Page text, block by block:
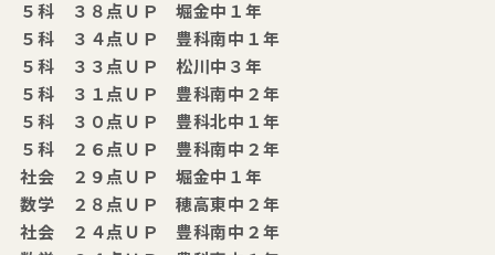
５科 ３８点ＵＰ 堀金中１年
５科 ３４点ＵＰ 豊科南中１年
５科 ３３点ＵＰ 松川中３年
５科 ３１点ＵＰ 豊科南中２年
５科 ３０点ＵＰ 豊科北中１年
５科 ２６点ＵＰ 豊科南中２年
社会 ２９点ＵＰ 堀金中１年
数学 ２８点ＵＰ 穂高東中２年
社会 ２４点ＵＰ 豊科南中２年